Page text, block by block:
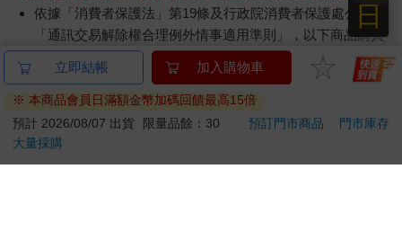
依據「消費者保護法」第19條及行政院消費者保護處公告之
「通訊交易解除權合理例外情事適用準則」，以下商品購買
後，除商品本身有瑕疵外，將不提供7天的猶豫期：
易於腐敗、保存期限較短或解約時即將逾期。（如：生
鮮食品）
依消費者要求所為之客製化給付。（客製化商品）
報紙、期刊或雜誌。（含MOOK、外文雜誌）
經消費者拆封之影音商品或電腦軟體。
立即結帳 加入購物車
※ 本商品會員日滿額金幣加碼回饋最高15倍
預計 2026/08/07 出貨
限量品餘：30 預訂門市商品
門市庫存
大量採購
日